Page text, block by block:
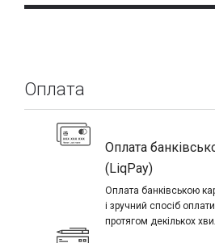
Оплата
Оплата
(LiqPay)
Оплата банківською
і зручний спосіб
протягом декількох